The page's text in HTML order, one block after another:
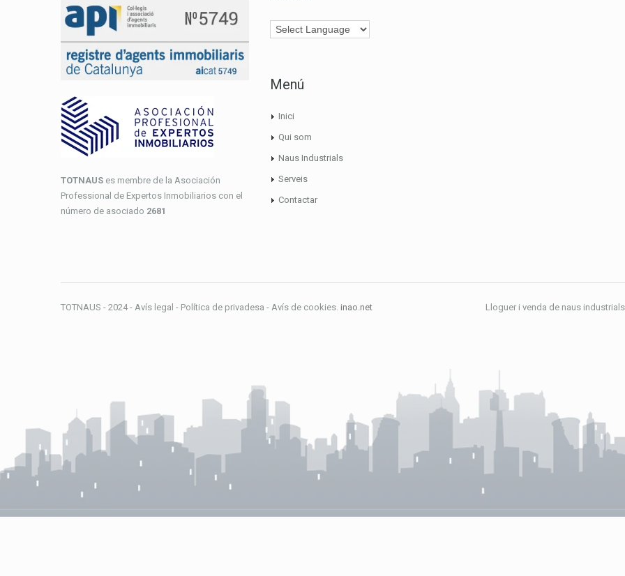
TOTNAUS es membre de la Asociación
Professional de Expertos Inmobiliarios con el
número de asociado 2681
Menú
Inici
Qui som
Naus Industrials
Serveis
Contactar
TOTNAUS - 2024 - Avís legal - Política de privadesa - Avís de cookies. inao.net Lloguer i venda de naus